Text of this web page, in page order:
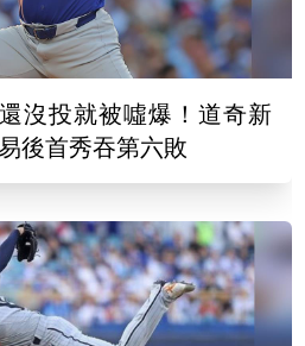
沒投就被噓爆！道奇新
後首秀吞第六敗